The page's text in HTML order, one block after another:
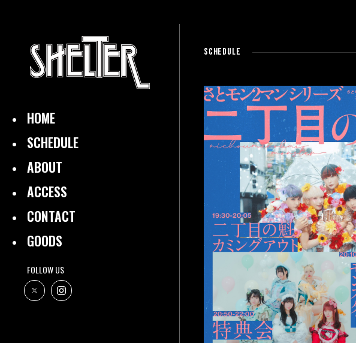
HOME
SCHEDULE
ABOUT
ACCESS
CONTACT
GOODS
FOLLOW US
SCHEDULE